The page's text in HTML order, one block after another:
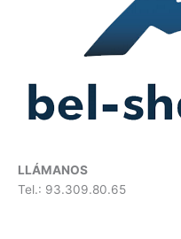
LLÁMANOS
Tel.: 93.309.80.65